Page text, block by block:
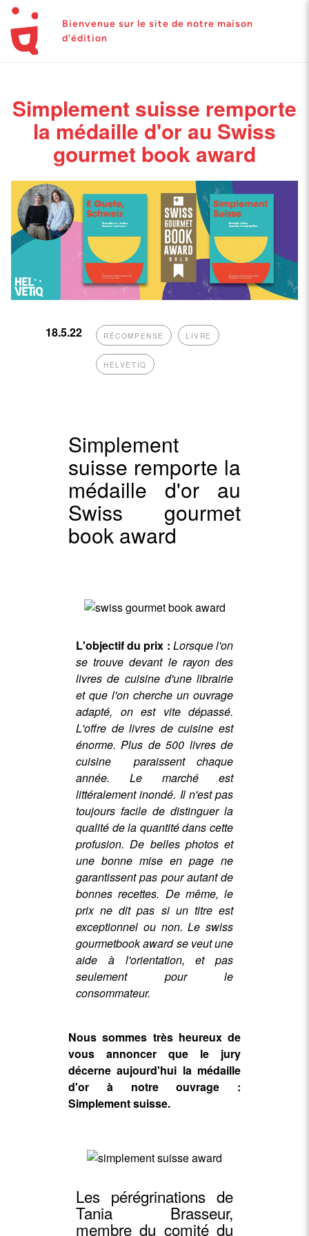
Bienvenue sur le site de notre maison
d'édition
Simplement suisse remporte
la médaille d'or au Swiss
gourmet book award
18.5.22 RÉCOMPENSE LIVRE
HELVETIQ
Simplement
suisse remporte la
médaille d'or au
Swiss gourmet
book award
L'objectif du prix : Lorsque l'on
se trouve devant le rayon des
livres de cuisine d'une librairie
et que l'on cherche un ouvrage
adapté, on est vite dépassé.
L'offre de livres de cuisine est
énorme. Plus de 500 livres de
cuisine paraissent chaque
année. Le marché est
littéralement inondé. Il n'est pas
toujours facile de distinguer la
qualité de la quantité dans cette
profusion. De belles photos et
une bonne mise en page ne
garantissent pas pour autant de
bonnes recettes. De même, le
prix ne dit pas si un titre est
exceptionnel ou non. Le swiss
gourmetbook award se veut une
aide à l'orientation, et pas
seulement pour le
consommateur.
Nous sommes très heureux de
vous annoncer que le jury
décerne aujourd'hui la médaille
d'or à notre ouvrage :
Simplement suisse.
Les pérégrinations de
Tania Brasseur,
membre du comité du